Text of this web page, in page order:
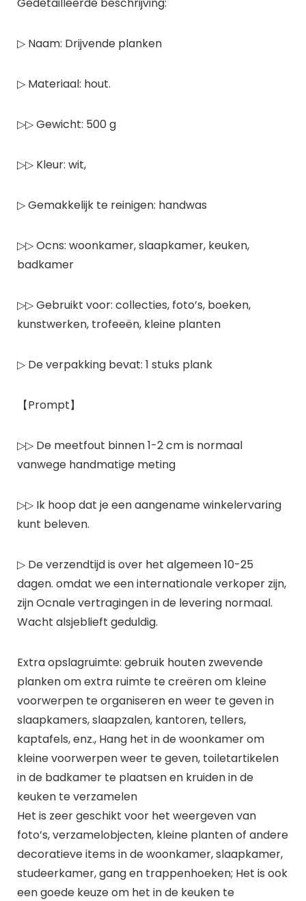
▷ Naam: Drijvende planken
▷ Materiaal: hout.
▷▷ Gewicht: 500 g
▷▷ Kleur: wit,
▷ Gemakkelijk te reinigen: handwas
▷▷ Ocns: woonkamer, slaapkamer, keuken,
badkamer
▷▷ Gebruikt voor: collecties, foto’s, boeken,
kunstwerken, trofeeën, kleine planten
▷ De verpakking bevat: 1 stuks plank
【Prompt】
▷▷ De meetfout binnen 1-2 cm is normaal
vanwege handmatige meting
▷▷ Ik hoop dat je een aangename winkelervaring
kunt beleven.
▷ De verzendtijd is over het algemeen 10-25
dagen. omdat we een internationale verkoper zijn,
zijn Ocnale vertragingen in de levering normaal.
Wacht alsjeblieft geduldig.
Extra opslagruimte: gebruik houten zwevende
planken om extra ruimte te creëren om kleine
voorwerpen te organiseren en weer te geven in
slaapkamers, slaapzalen, kantoren, tellers,
kaptafels, enz., Hang het in de woonkamer om
kleine voorwerpen weer te geven, toiletartikelen
in de badkamer te plaatsen en kruiden in de
keuken te verzamelen
Het is zeer geschikt voor het weergeven van
foto’s, verzamelobjecten, kleine planten of andere
decoratieve items in de woonkamer, slaapkamer,
studeerkamer, gang en trappenhoeken; Het is ook
een goede keuze om het in de keuken te